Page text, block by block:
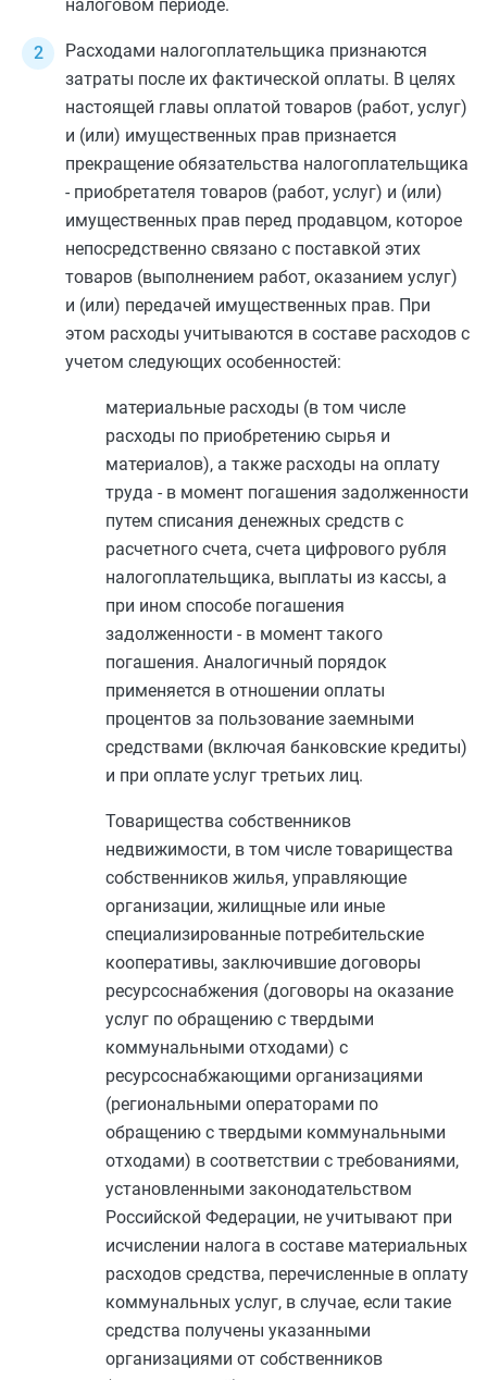
налоговом периоде.
Расходами налогоплательщика признаются
затраты после их фактической оплаты. В целях
настоящей главы оплатой товаров (работ, услуг)
и (или) имущественных прав признается
прекращение обязательства налогоплательщика
- приобретателя товаров (работ, услуг) и (или)
имущественных прав перед продавцом, которое
непосредственно связано с поставкой этих
товаров (выполнением работ, оказанием услуг)
и (или) передачей имущественных прав. При
этом расходы учитываются в составе расходов с
учетом следующих особенностей:
материальные расходы (в том числе
расходы по приобретению сырья и
материалов), а также расходы на оплату
труда - в момент погашения задолженности
путем списания денежных средств с
расчетного счета, счета цифрового рубля
налогоплательщика, выплаты из кассы, а
при ином способе погашения
задолженности - в момент такого
погашения. Аналогичный порядок
применяется в отношении оплаты
процентов за пользование заемными
средствами (включая банковские кредиты)
и при оплате услуг третьих лиц.
Товарищества собственников
недвижимости, в том числе товарищества
собственников жилья, управляющие
организации, жилищные или иные
специализированные потребительские
кооперативы, заключившие договоры
ресурсоснабжения (договоры на оказание
услуг по обращению с твердыми
коммунальными отходами) с
ресурсоснабжающими организациями
(региональными операторами по
обращению с твердыми коммунальными
отходами) в соответствии с требованиями,
установленными законодательством
Российской Федерации, не учитывают при
исчислении налога в составе материальных
расходов средства, перечисленные в оплату
коммунальных услуг, в случае, если такие
средства получены указанными
организациями от собственников